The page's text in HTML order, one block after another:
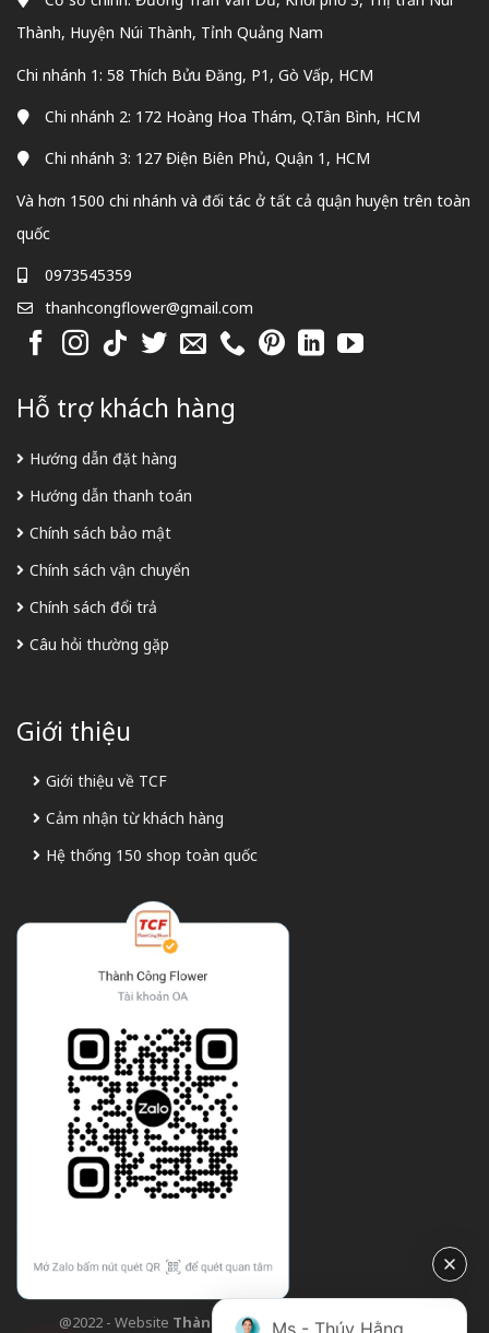
Thành, Huyện Núi Thành, Tỉnh Quảng Nam
Chi nhánh 1: 58 Thích Bửu Đăng, P1, Gò Vấp, HCM
Chi nhánh 2: 172 Hoàng Hoa Thám, Q.Tân Bình, HCM
Chi nhánh 3: 127 Điện Biên Phủ, Quận 1, HCM
Và hơn 1500 chi nhánh và đối tác ở tất cả quận huyện trên toàn
quốc
0973545359
thanhcongflower@gmail.com
Hỗ trợ khách hàng
Hướng dẫn đặt hàng
Hướng dẫn thanh toán
Chính sách bảo mật
Chính sách vận chuyển
Chính sách đổi trả
Câu hỏi thường gặp
Giới thiệu
Giới thiệu về TCF
Cảm nhận từ khách hàng
Hệ thống 150 shop toàn quốc
@2022 - Website Thành Công Flower| Design bởi
Ms - Thúy Hằng